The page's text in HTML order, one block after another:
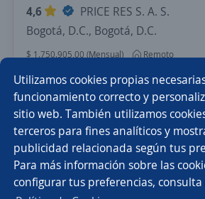
Utilizamos cookies propias
funcionamiento correcto y
sitio web. También utilizamos
terceros para fines analíticos y
publicidad relacionada según tus
Para más información sobre las
configurar tus preferencias,
4,6
PRICE RES S. A. S.
Bogotá, D.C., Bogotá, D.C.
$ 1.750.905,00 (Mensual)
Remoto
Hace 4 días
Nuevas ofertas de empleo
Empleos similares
Buscar es más fácil en
CT App